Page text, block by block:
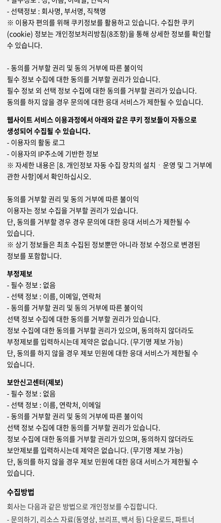
- 선택정보 : 회사명, 부서명, 직책명
※ 이용자 편의를 위해 쿠키정보를 활용하고 있습니다. 수집한 쿠키
(cookie) 정보는 개인정보처리방침(8조항)을 통해 상세한 정보를 확인할
수 있습니다.
- 동의를 거부할 권리 및 동의 거부에 따른 불이익
필수 정보 수집에 대한 동의를 거부할 권리가 있습니다.
필수 정보 외 선택 정보 수집에 대한 동의를 거부할 권리가 있습니다.
동의를 하지 않을 경우 문의에 대한 응대 서비스가 제한될 수 있습니다.
웹사이트 서비스 이용과정에서 아래와 같은 쿠키 정보들이 자동으로
생성되어 수집될 수 있습니다.
- 이용자의 활동 로그
- 이용자의 IP주소에 기반한 정보
※ 자세한 내용은 [8. 개인정보 자동 수집 장치의 설치ㆍ운영 및 그 거부에
관한 사항]에서 확인하십시오.
동의를 거부할 권리 및 동의 거부에 따른 불이익
이용자는 정보 수집을 거부할 권리가 있습니다.
단, 동의를 거부할 경우 경우 문의에 대한 응대 서비스가 제한될 수
있습니다.
※ 상기 정보들은 최초 수집된 정보뿐만 아니라 정보 수정으로 변경된
정보를 포함합니다.
부정제보
- 필수 정보 : 없음
- 선택 정보 : 이름, 이메일, 연락처
- 동의를 거부할 권리 및 동의 거부에 따른 불이익
선택 정보 수집에 대한 동의를 거부할 권리가 있습니다.
정보 수집에 대한 동의를 거부할 권리가 있으며, 동의하지 않더라도
부정제보를 입력하시는데 제약은 없습니다. (무기명 제보 가능)
단, 동의를 하지 않을 경우 제보 민원에 대한 응대 서비스가 제한될 수
있습니다.
보안신고센터(제보)
- 필수 정보 : 없음
- 선택 정보 : 이름, 연락처, 이메일
- 동의를 거부할 권리 및 동의 거부에 따른 불이익
선택 정보 수집에 대한 동의를 거부할 권리가 있습니다.
정보 수집에 대한 동의를 거부할 권리가 있으며, 동의하지 않더라도
보안제보를 입력하시는데 제약은 없습니다. (무기명 제보 가능)
단, 동의를 하지 않을 경우 제보 민원에 대한 응대 서비스가 제한될 수
있습니다.
수집방법
회사는 다음과 같은 방법으로 개인정보를 수집합니다.
- 문의하기, 리소스 자료(동영상, 브리프, 백서 등) 다운로드, 파트너